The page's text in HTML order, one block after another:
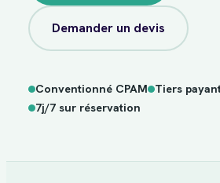
Demander un devis
Conventionné CPAM Tiers
7j/7 sur réservation
7j/7sur
réservation